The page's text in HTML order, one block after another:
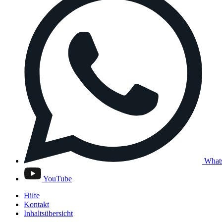
YouTube
Hilfe
Kontakt
Inhaltsübersicht